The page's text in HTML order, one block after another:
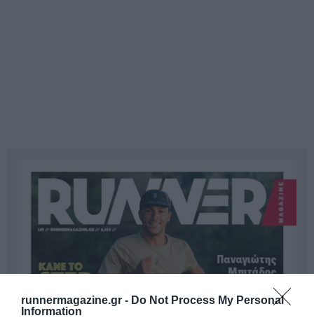
runnermagazine.gr - Do Not Process My Personal
Information